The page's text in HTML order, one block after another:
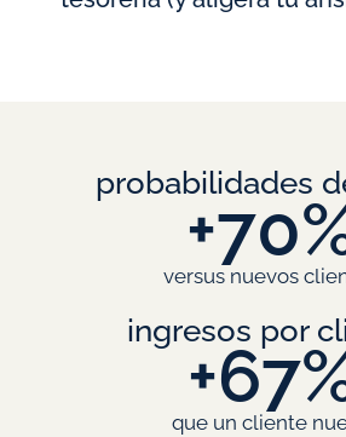
probabilidades
versus nuevos
+70
ingresos por
que un cliente
+67